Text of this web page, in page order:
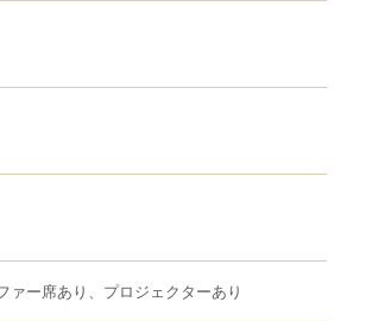
ァー席あり、プロジェクターあり